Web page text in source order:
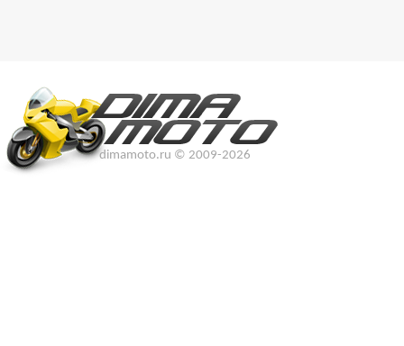
dimamoto.ru © 2009-2026